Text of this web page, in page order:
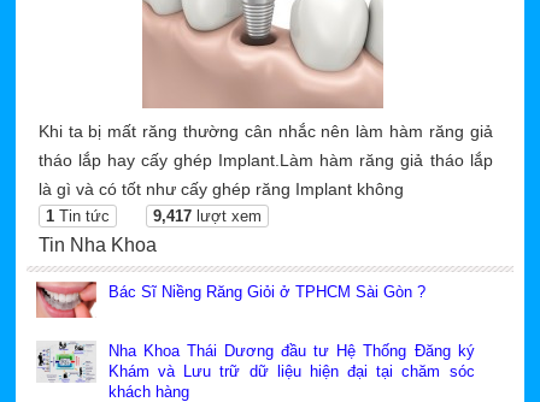
Khi ta bị mất răng thường cân nhắc nên làm hàm răng giả
tháo lắp hay cấy ghép Implant.Làm hàm răng giả tháo lắp
là gì và có tốt như cấy ghép răng Implant không
1Tin tức 9,417lượt xem
Tin Nha Khoa
Bác Sĩ Niềng Răng Giỏi ở TPHCM Sài Gòn ?
Nha Khoa Thái Dương đầu tư Hệ Thống Đăng ký
Khám và Lưu trữ dữ liệu hiện đại tại chăm sóc
khách hàng